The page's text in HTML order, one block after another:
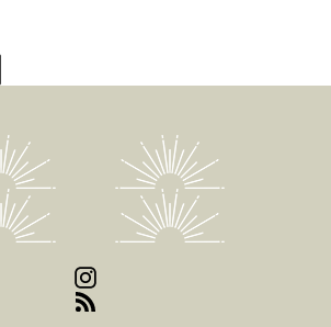
Instagram